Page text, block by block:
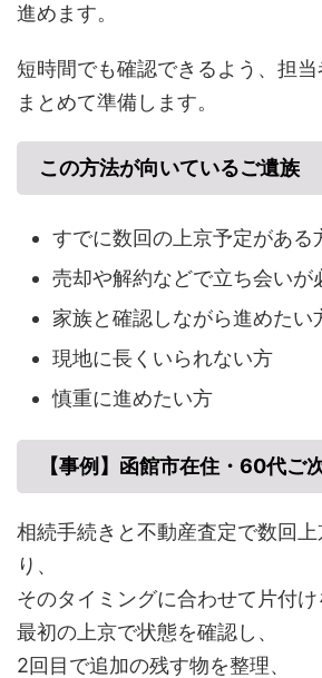
進めます。
短時間でも確認できるよう、担
まとめて準備します。
この方法が向いているご遺族
すでに数回の上京予定がある
売却や解約などで立ち会いが
家族と確認しながら進めたい
現地に長くいられない方
慎重に進めたい方
【事例】函館市在住・60代ご
相続手続きと不動産査定で数回
り、
そのタイミングに合わせて片付け
最初の上京で状態を確認し、
2回目で追加の残す物を整理、